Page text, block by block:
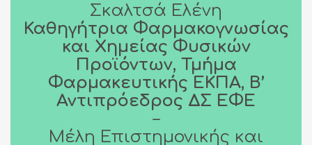
Σκαλτσά Ελένη
Καθηγήτρια Φαρμακογνωσίας
και Χημείας Φυσικών
Προϊόντων, Τμήμα
Φαρμακευτικής ΕΚΠΑ, Β’
Αντιπρόεδρος ΔΣ ΕΦΕ
–
Μέλη Επιστημονικής και